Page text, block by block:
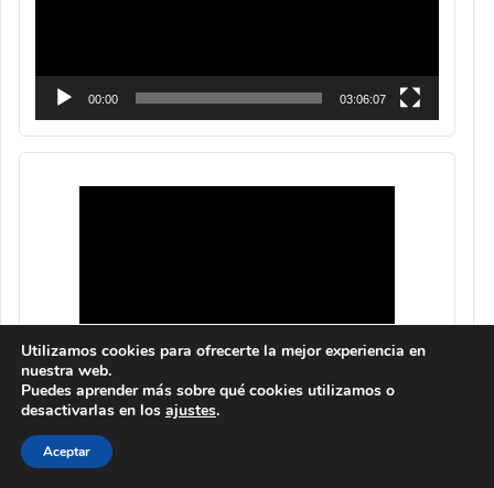
00:00 03:06:07
Utilizamos cookies para ofrecerte la mejor experiencia en
nuestra web.
Puedes aprender más sobre qué cookies utilizamos o
desactivarlas en los ajustes.
Aceptar